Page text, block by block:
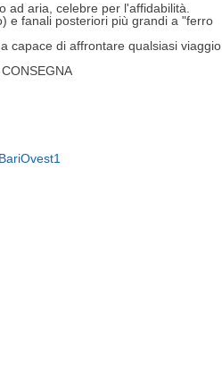
ad aria, celebre per l'affidabilità.
e fanali posteriori più grandi a "ferro
capace di affrontare qualsiasi viaggio.